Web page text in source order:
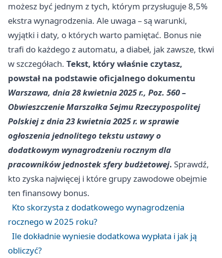
możesz być jednym z tych, którym przysługuje 8,5%
ekstra wynagrodzenia. Ale uwaga – są warunki,
wyjątki i daty, o których warto pamiętać. Bonus nie
trafi do każdego z automatu, a diabeł, jak zawsze, tkwi
w szczegółach. Tekst, który właśnie czytasz,
powstał na podstawie oficjalnego dokumentu
Warszawa, dnia 28 kwietnia 2025 r., Poz. 560 –
Obwieszczenie Marszałka Sejmu Rzeczypospolitej
Polskiej z dnia 23 kwietnia 2025 r. w sprawie
ogłoszenia jednolitego tekstu ustawy o
dodatkowym wynagrodzeniu rocznym dla
pracowników jednostek sfery budżetowej. Sprawdź,
kto zyska najwięcej i które grupy zawodowe obejmie
ten finansowy bonus.
Kto skorzysta z dodatkowego wynagrodzenia
rocznego w 2025 roku?
Ile dokładnie wyniesie dodatkowa wypłata i jak ją
obliczyć?